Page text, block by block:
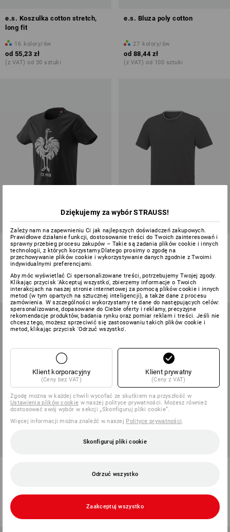
e.s. Koszulka cotton stretch,
long fit
16 kolory/ów
od 55,23 zł
(z VAT) od 30 sztuki
e.s. Bluza poly cotton
27 kolory/ów
od 88,44 zł
(z VAT) od 100 sztuki
e.s. Koszulka 1908
8 kolory/ów
od 77,37 zł
(z VAT) od 10 sztuki
e.s. Koszulka cotton stretch
Layer
od 66,30 zł
(z VAT) od 30 sztuki
od
(z VAT) od 10 sztuki
dryplexx® micro
(z VAT) od 30 sztuki
Dziękujemy za wybór STRAUSS!
Zależy nam na zapewnieniu Ci jak najlepszych doświadczeń zakupowych.
Prawidłowe działanie funkcji, dostosowanie treści do Twoich zainteresowań i
sprawny przebieg procesu zakupów – Takie są zadania plików cookie i innych
technologii, z których korzystamy.Dlatego prosimy o zgodę na
przechowywanie plików cookie i wykorzystywanie danych zgodnie z Twoimi
indywidualnymi preferencjami.
Aby móc wyświetlać Ci spersonalizowane treści, potrzebujemy Twojej zgody.
Klikając przycisk 'Akceptuj wszystko', zbierzemy informacje o Twoich
interakcjach na naszej stronie internetowej za pomocą plików cookie i innych
metod (w tym opartych na sztucznej inteligencji), a także dane z procesu
zamówienia. W szczególności wykorzystamy te dane do następujących celów:
spersonalizowane, dopasowane do Ciebie oferty i reklamy, precyzyjne
rekomendacje produktów, badania rynku oraz pomiar reklam i treści. Jeśli nie
chcesz tego, możesz sprzeciwić się zastosowaniu takich plików cookie i
metod, klikając przycisk 'Odrzuć wszystko'.
Klient korporacyjny
(Ceny bez VAT)
Klient prywatny
(Ceny z VAT)
Zgodę można w każdej chwili wycofać ze skutkiem na przyszłość w
Ustawienia plików cookie w naszej polityce prywatności. Możesz również
dostosować swój wybór w sekcji „Skonfiguruj pliki cookie”.
Więcej informacji można znaleźć w naszej Polityce prywatności.
Skonfiguruj pliki cookie
Odrzuć wszystko
Zaakceptuj wszystko